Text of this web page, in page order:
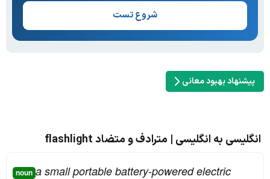
شروع تست
پیشنهاد بهبود معانی
انگلیسی به انگلیسی | مترادف و متضاد flashlight
noun a small portable battery-powered electric